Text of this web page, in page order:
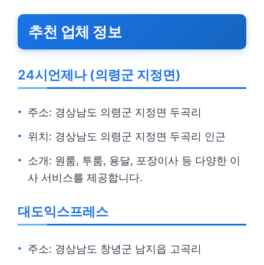
추천 업체 정보
24시언제나 (의령군 지정면)
주소: 경상남도 의령군 지정면 두곡리
위치: 경상남도 의령군 지정면 두곡리 인근
소개: 원룸, 투룸, 용달, 포장이사 등 다양한 이
사 서비스를 제공합니다.
대도익스프레스
주소: 경상남도 창녕군 남지읍 고곡리